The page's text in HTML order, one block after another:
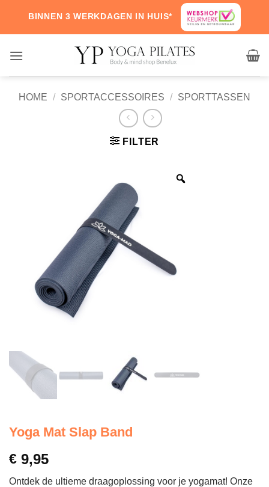
content
BINNEN 3 WERKDAGEN IN HUIS*
HOME / SPORTACCESSOIRES / SPORTTASSEN
FILTER
Yoga Mat Slap Band
€ 9,95
Ontdek de ultieme draagoplossing voor je yogamat! Onze